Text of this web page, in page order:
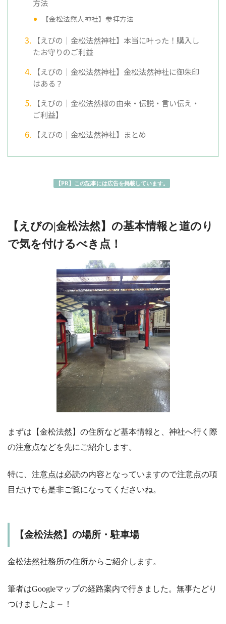
方法
【金松法然人神社】参拝方法
【えびの｜金松法然神社】本当に叶った！購入し
たお守りのご利益
【えびの｜金松法然神社】金松法然神社に御朱印
はある？
【えびの｜金松法然様の由来・伝説・言い伝え・
ご利益】
【えびの｜金松法然神社】まとめ
【PR】この記事には広告を掲載しています。
【えびの|金松法然】の基本情報と道のり
で気を付けるべき点！
まずは【金松法然】の住所など基本情報と、神社へ行く際
の注意点などを先にご紹介します。
特に、注意点は必読の内容となっていますので注意点の項
目だけでも是非ご覧になってくださいね。
【金松法然】の場所・駐車場
金松法然社務所の住所からご紹介します。
筆者はGoogleマップの経路案内で行きました。無事たどり
つけましたよ～！